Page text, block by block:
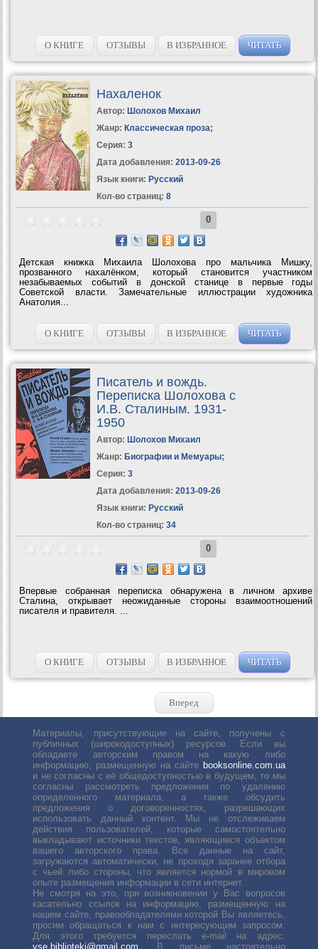
О КНИГЕ ОТЗЫВЫ В ИЗБРАННОЕ ЧИТАТЬ
Нахаленок
Автор: Шолохов Михаил
Жанр: Классическая проза;
Серия: 3
Дата добавления: 2013-09-26
Язык книги: Русский
Кол-во страниц: 8
0
Детская книжка Михаила Шолохова про мальчика Мишку,
прозванного нахалёнком, который становится участником
незабываемых событий в донской станице в первые годы
Советской власти. Замечательные иллюстрации художника
Анатолия...
О КНИГЕ ОТЗЫВЫ В ИЗБРАННОЕ ЧИТАТЬ
Писатель и вождь.
Переписка Шолохова с
И.В. Сталиным. 1931-
1950
Автор: Шолохов Михаил
Жанр: Биографии и Мемуары;
Серия: 3
Дата добавления: 2013-09-26
Язык книги: Русский
Кол-во страниц: 34
0
Впервые собранная переписка обнаружена в личном архиве
Сталина, открывает неожиданные стороны взаимоотношений
писателя и правителя. ...
О КНИГЕ ОТЗЫВЫ В ИЗБРАННОЕ ЧИТАТЬ
Вперед
Материалы, присутствующие на сайте, получены с
публичных (широкодоступных) ресурсов. Если вы
обладаете авторским правом на какую либо
информацию, размещенную на сайте booksonline.com.ua
и не согласны с её общедоступностью в будущем, то мы
согласны рассмотреть предложения по удалению
определенного материала, а также обсудить
предложения о договоренностях, разрешающих
использовать данный контент. Мы не отслеживаем
действия пользователей, которые самостоятельно
выкладывают источники текстов, являющиеся объектом
вашего авторского права. Все данные на сайт,
загружаются автоматически, не проходя заранее отбора
с чьей либо стороны, что является нормой в мировом
опыте размещения информации в сети интернет.
Не смотря на это, при возникновении у Вас вопросов
касательно ссылок на информацию, размещенную на
нашем сайте, правообладателями которой Вы являетесь,
просим обращаться к нам с интересующим запросом.
Для этого требуется переслать е-mail на адрес:
vse.biblioteki@gmail.com . В письме настоятельно